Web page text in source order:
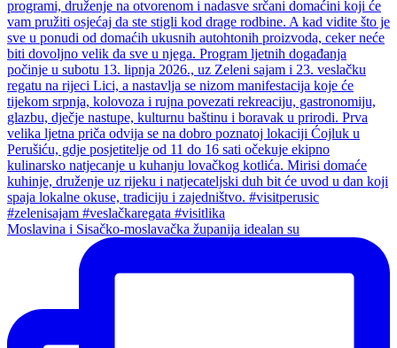
Moslavina i Sisačko-moslavačka županija idealan su